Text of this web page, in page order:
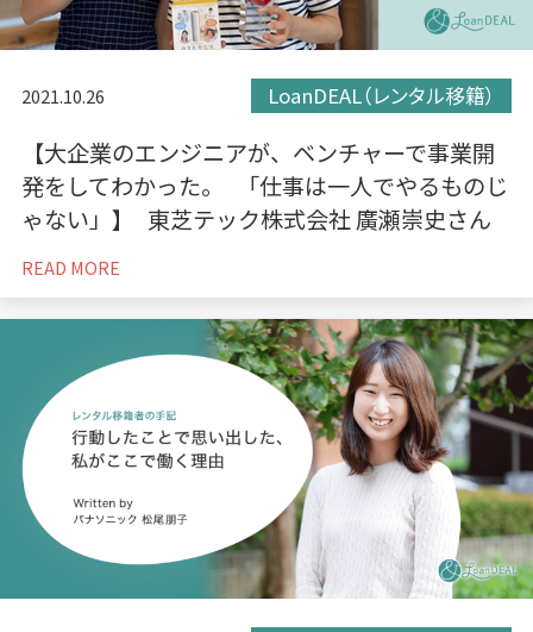
2021.10.26 LoanDEAL（レンタル移籍）
【大企業のエンジニアが、ベンチャーで事業開
発をしてわかった。 「仕事は一人でやるものじ
ゃない」】 東芝テック株式会社 廣瀬崇史さん
READ MORE